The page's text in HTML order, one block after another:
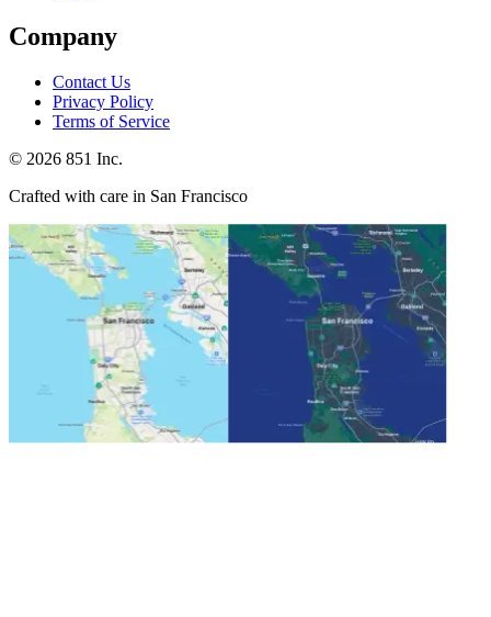
Company
Contact Us
Privacy Policy
Terms of Service
© 2026 851 Inc.
Crafted with care in San Francisco